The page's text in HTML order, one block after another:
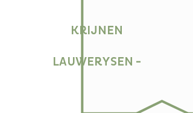
KRIJNEN
LAUWERYSEN -